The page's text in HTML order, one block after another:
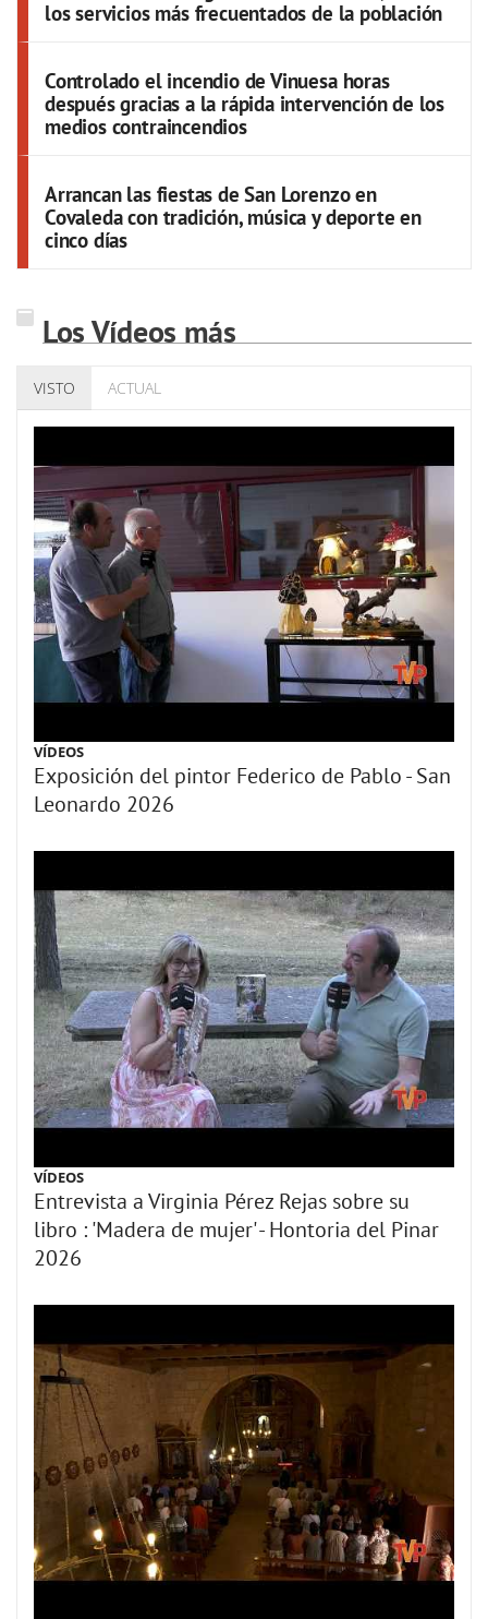
los servicios más frecuentados de la población
Controlado el incendio de Vinuesa horas
después gracias a la rápida intervención de los
medios contraincendios
Arrancan las fiestas de San Lorenzo en
Covaleda con tradición, música y deporte en
cinco días
Los Vídeos más
VISTO ACTUAL
VÍDEOS
Exposición del pintor Federico de Pablo - San
Leonardo 2026
VÍDEOS
Entrevista a Virginia Pérez Rejas sobre su
libro : 'Madera de mujer' - Hontoria del Pinar
2026